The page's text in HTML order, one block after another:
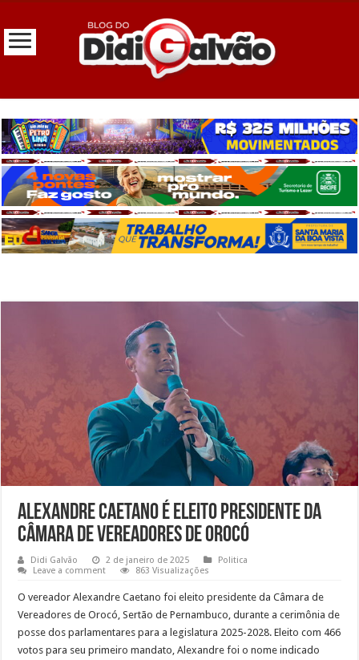
Alexandre Caetano é eleito presidente da
Câmara de Vereadores de Orocó
Didi Galvão 2 de janeiro de 2025
Politica
Leave a comment
863 Visualizações
O vereador Alexandre Caetano foi eleito presidente da Câmara de
Vereadores de Orocó, Sertão de Pernambuco, durante a cerimônia de
posse dos parlamentares para a legislatura 2025-2028. Eleito com 466
votos para seu primeiro mandato, Alexandre foi o nome indicado